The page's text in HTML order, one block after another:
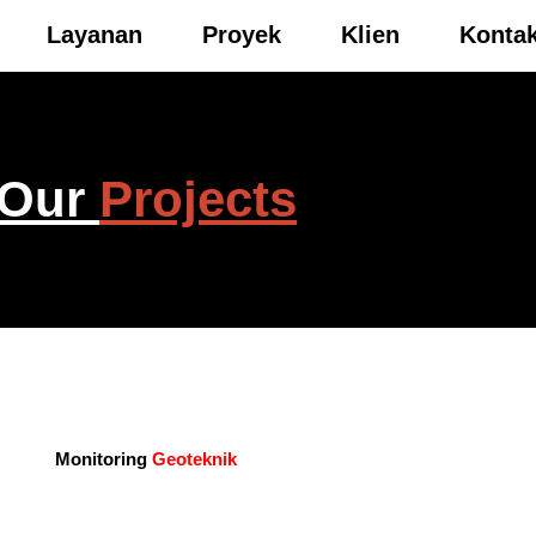
Layanan Proyek Klien
Projects
Monitoring Geoteknik